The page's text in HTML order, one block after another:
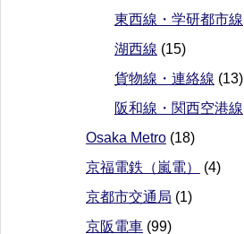
東西線・学研都市線
湖西線 (15)
貨物線・連絡線 (13)
阪和線・関西空港線
Osaka Metro (18)
京福電鉄（嵐電）
(4)
京都市交通局 (1)
京阪電車 (99)